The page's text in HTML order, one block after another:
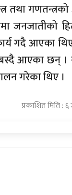
तथा
गदै आएका
आएका छन् ।
गरेका थिए ।
प्रकाशित मिति